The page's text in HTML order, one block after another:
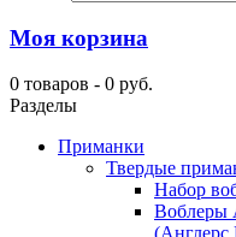
Моя корзина
0 товаров - 0 руб.
Разделы
Приманки
Твердые
Набор
Воблеры